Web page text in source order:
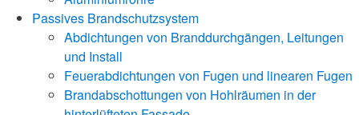
Passives Brandschutzsystem
Abdichtungen von Branddurchgängen, Leitungen
und Install
Feuerabdichtungen von Fugen und linearen Fugen
Brandabschottungen von Hohlräumen in der